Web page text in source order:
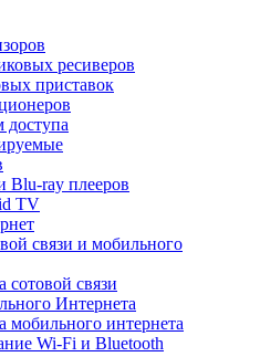
ресиверов
приставок
доступа
Blu-ray плееров
TV
связи и мобильного
сотовой связи
Интернета
мобильного интернета
Wi-Fi и Bluetooth